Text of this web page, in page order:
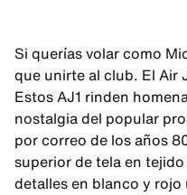
Si querías volar como
que unirte al club. El Air
Estos AJ1 rinden
nostalgia del popular
por correo de los años
superior de tela en
detalles en blanco y